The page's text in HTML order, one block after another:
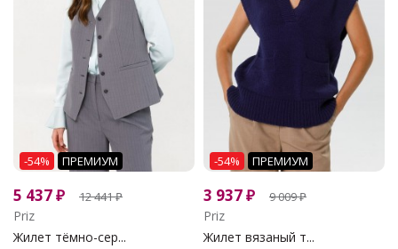
-54% ПРЕМИУМ
5 437₽ 12 441₽
Priz
Жилет тёмно-сер...
-54% ПРЕМИУМ
3 937₽ 9 009₽
Priz
Жилет вязаный т...